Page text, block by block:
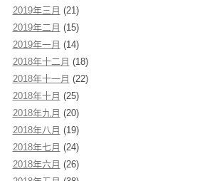
2019年三月 (21)
2019年二月 (15)
2019年一月 (14)
2018年十二月 (18)
2018年十一月 (22)
2018年十月 (25)
2018年九月 (20)
2018年八月 (19)
2018年七月 (24)
2018年六月 (26)